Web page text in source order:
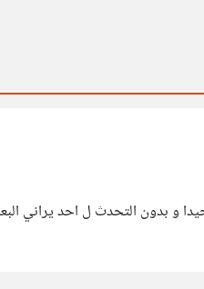
و بدون التحدث ل احد يراني